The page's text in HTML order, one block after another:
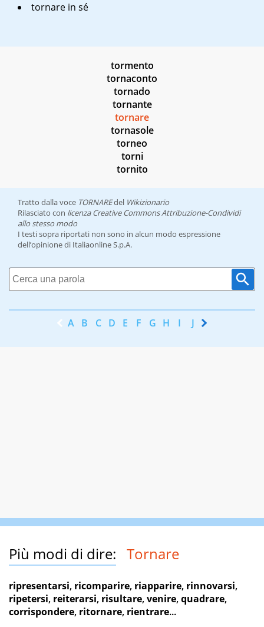
tornare in sé
tormento
tornaconto
tornado
tornante
tornare
tornasole
torneo
torni
tornito
Tratto dalla voce TORNAREdel Wikizionario
Rilasciato con licenza Creative Commons Attribuzione-Condividi
allo stesso modo
I testi sopra riportati non sono in alcun modo espressione
dell’opinione di Italiaonline S.p.A.
A B C D E F G H I J K
Più modi di dire: Tornare
ripresentarsi, ricomparire, riapparire, rinnovarsi,
ripetersi, reiterarsi, risultare,venire,quadrare,
corrispondere, ritornare, rientrare...